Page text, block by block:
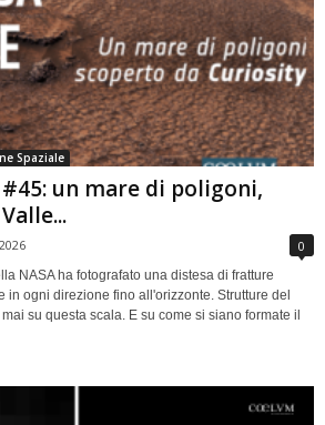
Spaziale
un mare di poligoni,
0
NASA ha fotografato una distesa di fratture
in ogni direzione fino all'orizzonte. Strutture del
su questa scala. E su come si siano formate il